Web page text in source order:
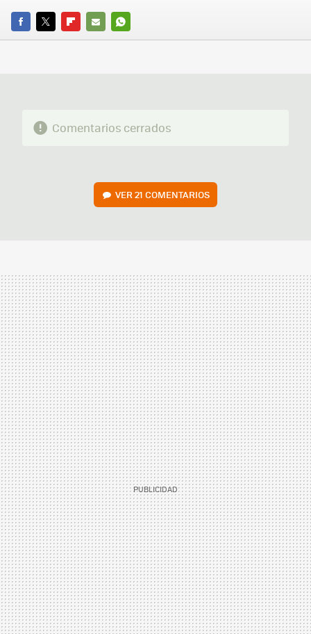
FACEBOOK
TWITTERFLIPBOARD
E-
WHATSAPP
Comentarios cerrados
VER 21 COMENTARIOS